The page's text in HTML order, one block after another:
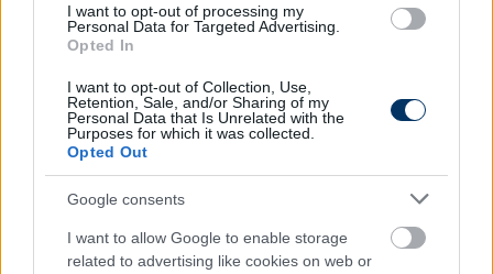
I want to opt-out of processing my
Personal Data for Targeted Advertising.
Opted In
I want to opt-out of Collection, Use,
Retention, Sale, and/or Sharing of my
Personal Data that Is Unrelated with the
Purposes for which it was collected.
Opted Out
Google consents
I want to allow Google to enable storage
related to advertising like cookies on web or
kinevezését.
A SZEZON KÖZBENI EDZŐVÁLTÁSOK SZÁMA AZ NB
I-BEN:
2016/2017: 4
2015/2016: 7
2014/2015: 11
2013/2014: 8